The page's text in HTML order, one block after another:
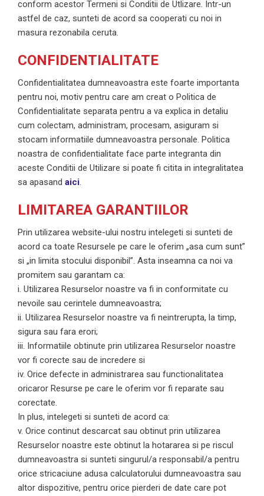
conform acestor Termeni si Conditii de Utlizare. Intr-un
astfel de caz, sunteti de acord sa cooperati cu noi in
masura rezonabila ceruta.
CONFIDENTIALITATE
Confidentialitatea dumneavoastra este foarte importanta
pentru noi, motiv pentru care am creat o Politica de
Confidentialitate separata pentru a va explica in detaliu
cum colectam, administram, procesam, asiguram si
stocam informatiile dumneavoastra personale. Politica
noastra de confidentialitate face parte integranta din
aceste Conditii de Utilizare si poate fi citita in integralitatea
sa apasand aici.
LIMITAREA GARANTIILOR
Prin utilizarea website-ului nostru intelegeti si sunteti de
acord ca toate Resursele pe care le oferim „asa cum sunt”
si „in limita stocului disponibil”. Asta inseamna ca noi va
promitem sau garantam ca:
i. Utilizarea Resurselor noastre va fi in conformitate cu
nevoile sau cerintele dumneavoastra;
ii. Utilizarea Resurselor noastre va fi neintrerupta, la timp,
sigura sau fara erori;
iii. Informatiile obtinute prin utilizarea Resurselor noastre
vor fi corecte sau de incredere si
iv. Orice defecte in administrarea sau functionalitatea
oricaror Resurse pe care le oferim vor fi reparate sau
corectate.
In plus, intelegeti si sunteti de acord ca:
v. Orice continut descarcat sau obtinut prin utilizarea
Resurselor noastre este obtinut la hotararea si pe riscul
dumneavoastra si sunteti singurul/a responsabil/a pentru
orice stricaciune adusa calculatorului dumneavoastra sau
altor dispozitive, pentru orice pierderi de date care pot